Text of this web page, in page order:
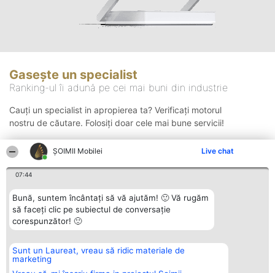
ȘOIMII Mobilei Live chat
07:44
Bună, suntem încântați să vă ajutăm! 🙂 Vă rugăm
să faceți clic pe subiectul de conversație
corespunzător! 🙂
Sunt un Laureat, vreau să ridic materiale de
marketing
Gasește un specialist
Ranking-ul îi adună pe cei mai buni din industrie
Cauți un specialist in apropierea ta? Verificați motorul
nostru de căutare. Folosiți doar cele mai bune servicii!
Organizator Ranking
BRIGHT SOLUTIONS BR SRL
Aleea Timisul De Sus 2 Bl. A30
Plebiscyt
Lista Tuturor
Contact